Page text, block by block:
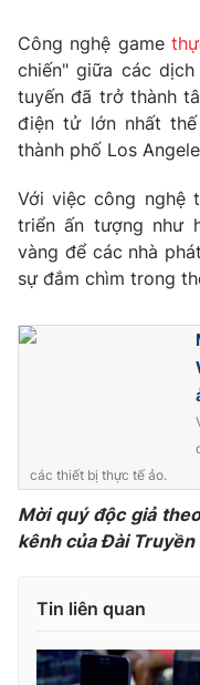
Thế giới đó đây
Câu chuyện quốc tế
Tài chính
Thị trường
Góc doanh nghiệp
Dữ liệu và đời sống
Truyền hình
Phim VTV
Hậu trường
Nhân vật
Khán giả
Giải trí
Điện ảnh
Đời sống
Du lịch
Chất lượng cuộc
Giáo dục
Hitech Công nghệ
Sản phẩm
Thị trường
Giao lưu trực tuyến
Lịch phát sóng
Chuyên mục khác
Emagazine
Công nghệ game
chiến" giữa các
tuyến đã trở thành
điện tử lớn nhất
thành phố Los
Với việc công nghệ
triển ấn tượng như
vàng để các nhà
sự đắm chìm trong
các thiết bị thực tế ảo.
Mời quý độc giả
kênh của Đài
Tin liên quan